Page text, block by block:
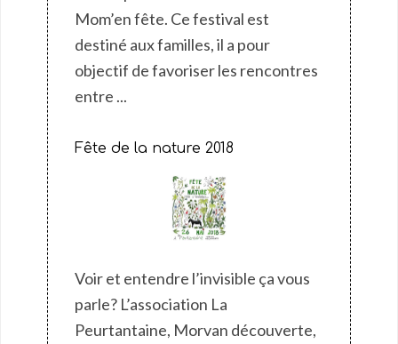
Mom’en fête. Ce festival est
destiné aux familles, il a pour
objectif de favoriser les rencontres
entre ...
Fête de la nature 2018
Voir et entendre l’invisible ça vous
parle? L’association La
Peurtantaine, Morvan découverte,